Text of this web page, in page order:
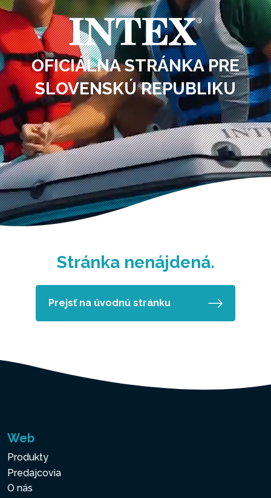
OFICIÁLNA STRÁNKA PRE
SLOVENSKÚ REPUBLIKU
Stránka nenájdená.
Prejsť na úvodnú stránku
Web
Produkty
Predajcovia
O nás